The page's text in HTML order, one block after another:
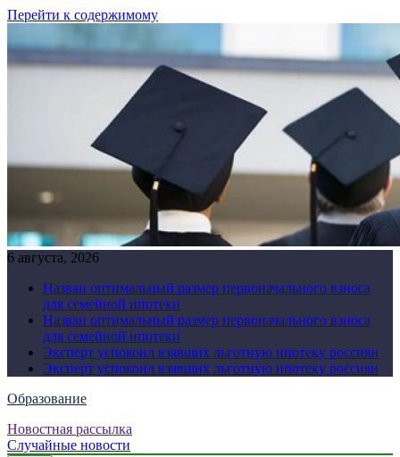
Перейти к содержимому
6 августа, 2026
Назван оптимальный размер первоначального взноса
для семейной ипотеки
Назван оптимальный размер первоначального взноса
для семейной ипотеки
Эксперт успокоил взявших льготную ипотеку россиян
Эксперт успокоил взявших льготную ипотеку россиян
Образование
Новостная рассылка
Случайные новости